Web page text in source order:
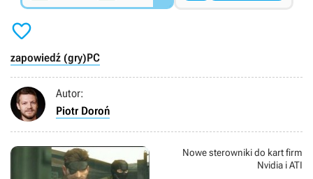

zapowiedź (gry)PC
Autor:
Piotr Doroń
Nowe sterowniki do kart firm
Nvidia i ATI